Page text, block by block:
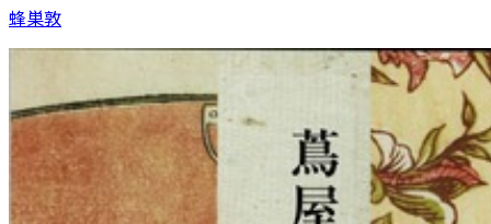
蜂巣敦